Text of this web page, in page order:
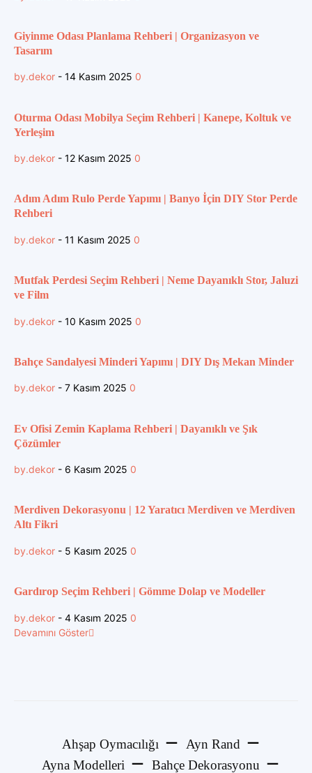
Giyinme Odası Planlama Rehberi | Organizasyon ve
Tasarım
by.dekor - 14 Kasım 2025 0
Oturma Odası Mobilya Seçim Rehberi | Kanepe, Koltuk ve
Yerleşim
by.dekor - 12 Kasım 2025 0
Adım Adım Rulo Perde Yapımı | Banyo İçin DIY Stor Perde
Rehberi
by.dekor - 11 Kasım 2025 0
Mutfak Perdesi Seçim Rehberi | Neme Dayanıklı Stor, Jaluzi
ve Film
by.dekor - 10 Kasım 2025 0
Bahçe Sandalyesi Minderi Yapımı | DIY Dış Mekan Minder
by.dekor - 7 Kasım 2025 0
Ev Ofisi Zemin Kaplama Rehberi | Dayanıklı ve Şık
Çözümler
by.dekor - 6 Kasım 2025 0
Merdiven Dekorasyonu | 12 Yaratıcı Merdiven ve Merdiven
Altı Fikri
by.dekor - 5 Kasım 2025 0
Gardırop Seçim Rehberi | Gömme Dolap ve Modeller
by.dekor - 4 Kasım 2025 0
Devamını Göster
Ahşap Oymacılığı
Ayn Rand
Ayna Modelleri
Bahçe Dekorasyonu